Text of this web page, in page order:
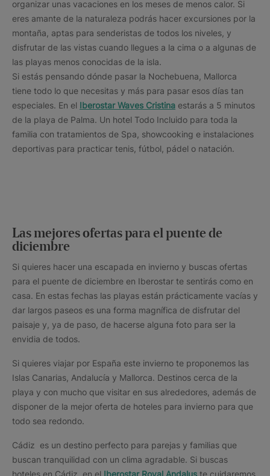
organizar unas vacaciones en los meses de menos calor. Si
eres amante de la naturaleza podrás hacer excursiones por la
montaña, aptas para senderistas de todos los niveles, y
disfrutar de las vistas cuando llegues a la cima o a algunas de
las playas menos conocidas de la isla.
Si estás pensando dónde pasar la Nochebuena, Mallorca
tiene todo lo que necesitas y más para pasar esos días tan
especiales. En el Iberostar Waves Cristina estarás a 5 minutos
de la playa de Palma. Un hotel Todo Incluido para toda la
familia con tratamientos de Spa, showcooking e instalaciones
deportivas para practicar tenis, fútbol, pádel o natación.
Las mejores ofertas para el puente de
diciembre
Si quieres hacer una escapada en invierno y buscas ofertas
para el puente de diciembre en Iberostar te sentirás como en
casa. En estas fechas las playas están prácticamente vacías y
dar largos paseos es una forma magnífica de disfrutar del
paisaje y, ya de paso, de hacerse alguna foto para ser la
envidia de todos.
Si quieres viajar por España este invierno te proponemos las
Islas Canarias, Andalucía y Mallorca. Destinos cerca de la
playa y con mucho que visitar en sus alrededores, además de
disponer de la mejor oferta de hoteles para invierno para que
todo sea redondo.
Cádiz es un destino perfecto para parejas y familias que
buscan tranquilidad con un clima agradable. Si buscas
hoteles en Cádiz, en el Iberostar Royal Andalus te cuidaremos